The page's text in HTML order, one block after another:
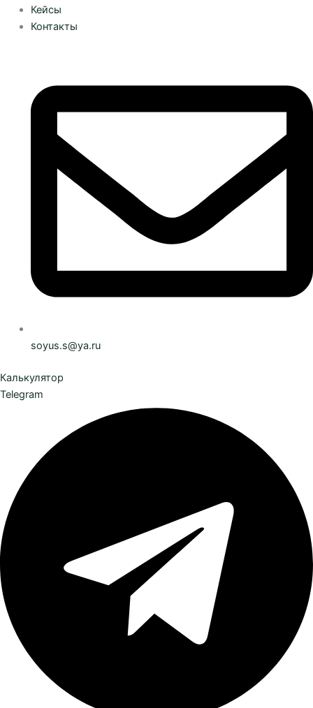
Кейсы
Контакты
soyus.s@ya.ru
Калькулятор
Telegram